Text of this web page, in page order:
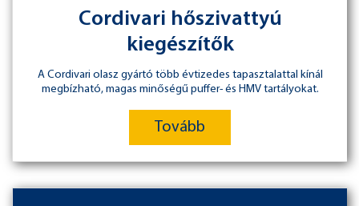
Cordivari hőszivattyú
kiegészítők
A Cordivari olasz gyártó több évtizedes tapasztalattal kínál
megbízható, magas minőségű puffer- és HMV tartályokat.
Tovább